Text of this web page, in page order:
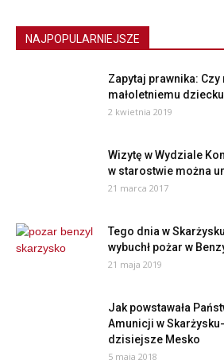
NAJPOPULARNIEJSZE
Zapytaj prawnika:
małoletniemu
2 kwietnia 2019
Wizytę w Wydziale
w starostwie można
21 marca 2017
Tego dnia w
wybuchł pożar w
21 maja 2019
Jak powstawała
Amunicji w
dzisiejsze Mesko
5 maja 2018